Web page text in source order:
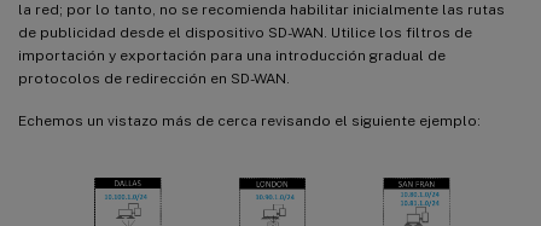
la red; por lo tanto, no se recomienda habilitar inicialmente las rutas
de publicidad desde el dispositivo SD-WAN. Utilice los filtros de
importación y exportación para una introducción gradual de
protocolos de redirección en SD-WAN.
Echemos un vistazo más de cerca revisando el siguiente ejemplo: